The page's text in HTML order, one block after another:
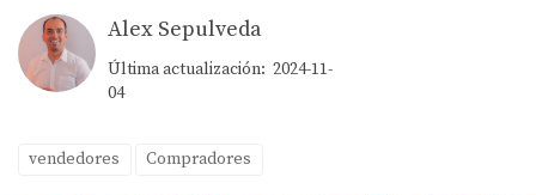
Alex Sepulveda
Última actualización: 2024-11-
04
vendedores Compradores